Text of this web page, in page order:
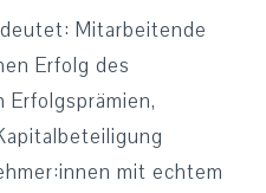
Mitarbeitende
Erfolg des
mit echtem